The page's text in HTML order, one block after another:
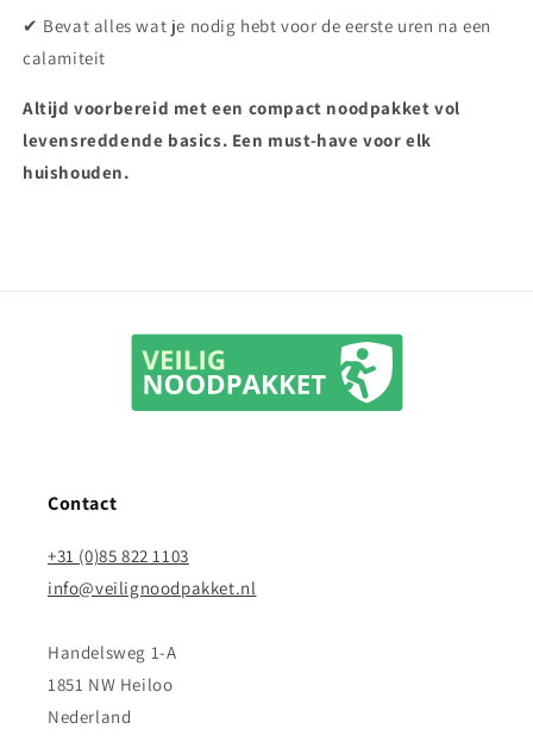
✔ Bevat alles wat je nodig hebt voor de eerste uren na een
calamiteit
Altijd voorbereid met een compact noodpakket vol
levensreddende basics. Een must-have voor elk
huishouden.
Contact
+31 (0)85 822 1103
info@veilignoodpakket.nl
Handelsweg 1-A
1851 NW Heiloo
Nederland